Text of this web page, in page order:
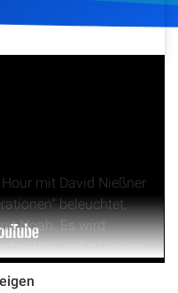
mit David Nießner
beleuchtet,
Noah. Es wird
und zu einem
Die Lektion beleuchtet
und seine Gnade,